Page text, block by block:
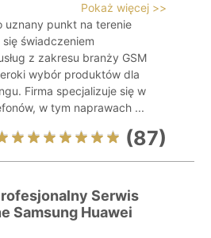
Pokaż więcej >>
uznany punkt na terenie
świadczeniem
z zakresu branży GSM
wybór produktów dla
Firma specjalizuje się w
w tym naprawach ...
(87)
Serwis
Samsung Huawei